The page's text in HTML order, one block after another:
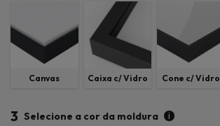
Canvas Caixa c/ Vidro Cone c/ Vidro
3 Selecione a cor da moldura i